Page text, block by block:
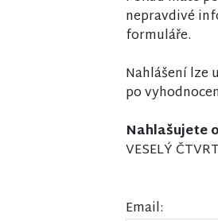
nepravdivé
formuláře.
Nahlášení lze
po
Nahlašujete
VESELÝ
Email: